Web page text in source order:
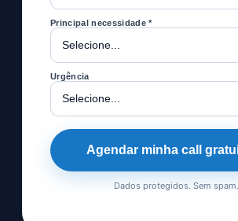
Principal necessidade *
Urgência
Agendar minha call
Dados protegidos. Sem spam.